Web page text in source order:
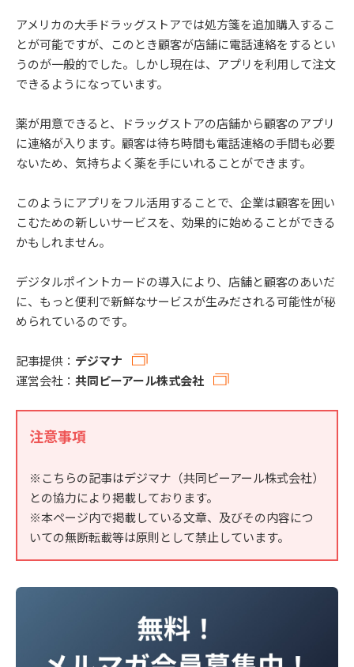
アメリカの大手ドラッグストアでは処方箋を追加購入するこ
とが可能ですが、このとき顧客が店舗に電話連絡をするとい
うのが一般的でした。しかし現在は、アプリを利用して注文
できるようになっています。
薬が用意できると、ドラッグストアの店舗から顧客のアプリ
に連絡が入ります。顧客は待ち時間も電話連絡の手間も必要
ないため、気持ちよく薬を手にいれることができます。
このようにアプリをフル活用することで、企業は顧客を囲い
こむための新しいサービスを、効果的に始めることができる
かもしれません。
デジタルポイントカードの導入により、店舗と顧客のあいだ
に、もっと便利で新鮮なサービスが生みだされる可能性が秘
められているのです。
記事提供： デジマナ
運営会社： 共同ピーアール株式会社
注意事項
※こちらの記事はデジマナ（共同ピーアール株式会社）
との協力により掲載しております。
※本ページ内で掲載している文章、及びその内容につ
いての無断転載等は原則として禁止しています。